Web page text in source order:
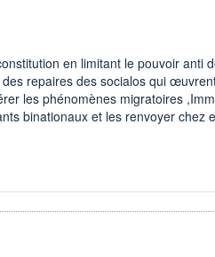
en limitant le pouvoir anti
repaires des socialos qui
les phénomènes migratoires
binationaux et les renvoyer chez